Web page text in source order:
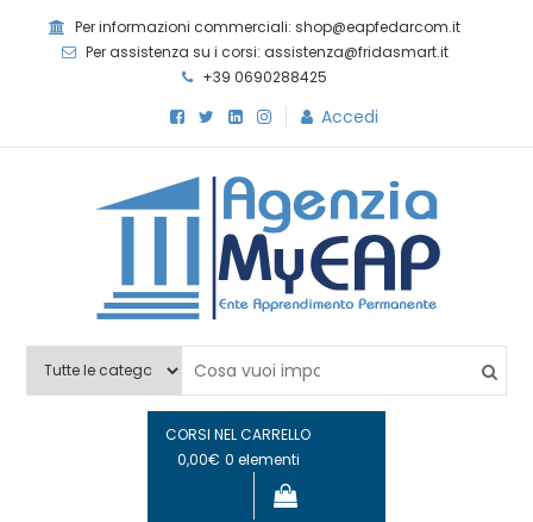
Per informazioni commerciali: shop@eapfedarcom.it
Per assistenza su i corsi: assistenza@fridasmart.it
+39 0690288425
Accedi
Agenzia MyEAP
CORSI NEL CARRELLO
0,00€ 0 elementi